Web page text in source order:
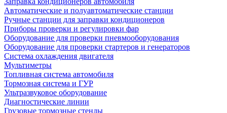
Автоматические и полуавтоматические станции
Ручные станции для заправки кондиционеров
Приборы проверки и регулировки фар
Оборудование для проверки пневмооборудования
Оборудование для проверки стартеров и генераторов
Система охлаждения двигателя
Мультиметры
Топливная система автомобиля
Тормозная система и ГУР
Ультразвуковое оборудование
Диагностические линии
Грузовые тормозные стенды